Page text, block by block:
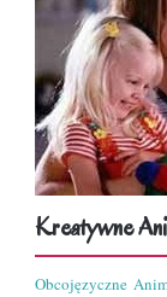
Kreatywne
Obcojęzyczne